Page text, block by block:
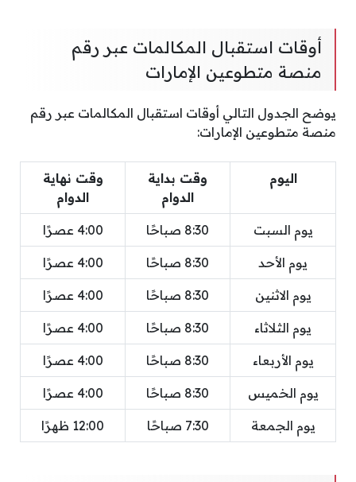
أوقات استقبال المكالمات عبر رقم
منصة متطوعين الإمارات
يوضح الجدول التالي أوقات استقبال المكالمات عبر رقم
منصة متطوعين الإمارات:
اليوم
وقت بداية
الدوام
وقت نهاية
الدوام
يوم السبت 8:30 صباحًا 4:00 عصرًا
يوم الأحد 8:30 صباحًا 4:00 عصرًا
يوم الاثنين 8:30 صباحًا 4:00 عصرًا
يوم الثلاثاء 8:30 صباحًا 4:00 عصرًا
يوم الأربعاء 8:30 صباحًا 4:00 عصرًا
يوم الخميس 8:30 صباحًا 4:00 عصرًا
يوم الجمعة 7:30 صباحًا 12:00 ظهرًا